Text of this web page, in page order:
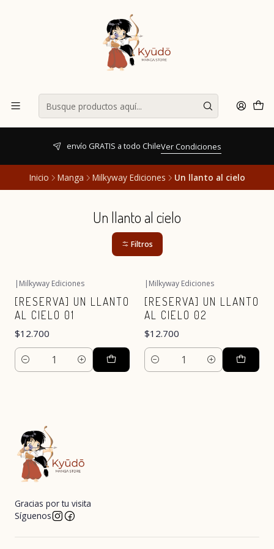
envío GRATIS a todo ChileVer Condiciones
Inicio Manga Milkyway Ediciones Un llanto al cielo
Un llanto al cielo
Filtros
| Milkyway Ediciones
[RESERVA] UN LLANTO
AL CIELO 01
$12.700
Cantidad
| Milkyway Ediciones
[RESERVA] UN LLANTO
AL CIELO 02
$12.700
Cantidad
Gracias por tu visita
Síguenos